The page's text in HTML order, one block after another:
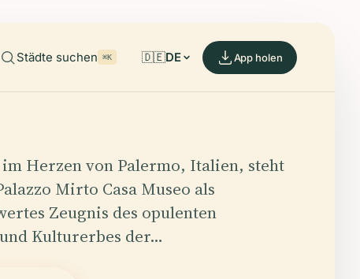
Städte suchen ⌘K 🇩🇪DE App holen
Herzen von Palermo, Italien, steht
Mirto Casa Museo als
Zeugnis des opulenten
Kulturerbes der…